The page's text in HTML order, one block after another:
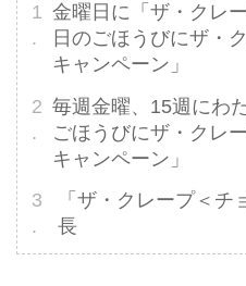
金曜日に「ザ・クレ
日のごほうびにザ・
キャンペーン」
毎週金曜、15週にわ
ごほうびにザ・クレ
キャンペーン」
「ザ・クレープ＜
長